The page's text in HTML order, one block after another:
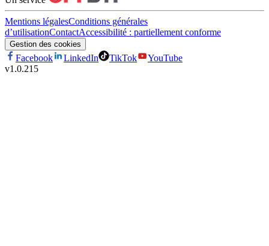
Mentions légalesConditions générales
d’utilisationContactAccessibilité : partiellement conforme
Gestion des cookies
Facebook LinkedIn TikTok
YouTube
v1.0.215